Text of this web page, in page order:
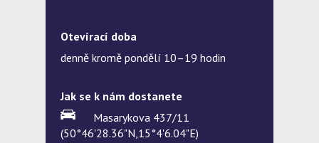
Otevírací doba
denně kromě pondělí 10–19 hodin
Jak se k nám dostanete
Masarykova 437/11
(50°46'28.36"N,15°4'6.04"E)